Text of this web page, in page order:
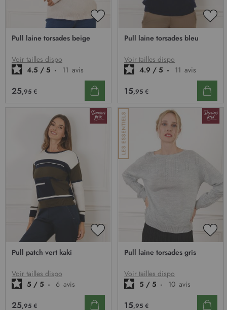
D’ENVIE
Pull laine torsades beige
Voir tailles dispo
4.5 / 5 - 11 avis
25,95 €
Pull laine torsades bleu
Voir tailles dispo
4.9 / 5 - 11 avis
15,95 €
AJOUTER
D’ENVIE
Pull patch vert kaki
Voir tailles dispo
5 / 5 - 6 avis
25,95 €
Pull laine torsades gris
Voir tailles dispo
5 / 5 - 10 avis
15,95 €